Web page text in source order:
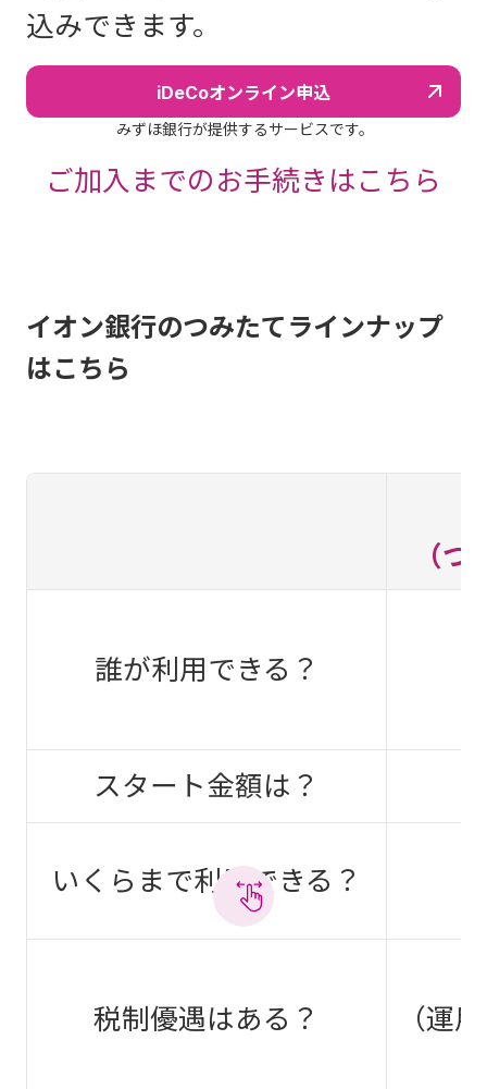
込みできます。
iDeCoオンライン申込
みずほ銀行が提供するサービスです。
ご加入までのお手続きはこちら
イオン銀行のつみたてラインナップ
はこちら
（
誰が利用できる？
スタート金額は？
いくらまで利用できる？
税制優遇はある？ （運